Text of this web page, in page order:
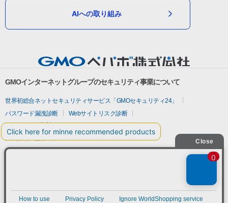
AIへの取り組み
GMOインターネットグループのセキュリティ事業について
世界初総合ネットセキュリティサービス「GMOセキュリティ24」
パスワード漏洩診断
Webサイトリスク診断
セキュリティ相談AIチャットボット
実在証明・盗聴対策
サイバー攻撃対策（GMOサイバーセキュリティ byイエラエ）